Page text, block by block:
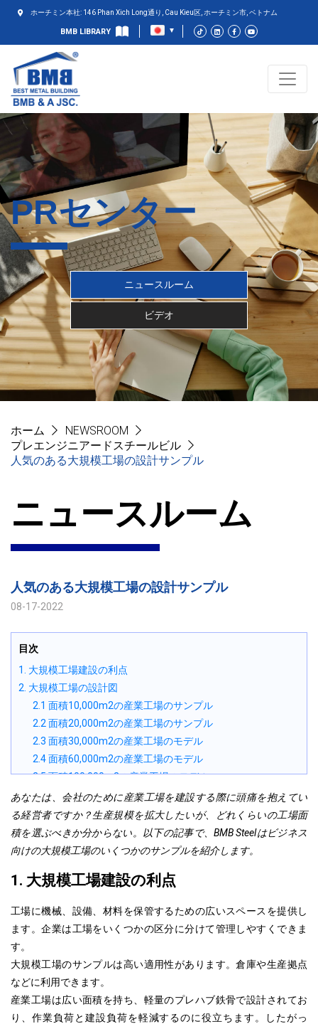
ホーチミン本社: 146 Phan Xich Long通り, Cau Kieu区, ホーチミン市, ベトナム
BMB LIBRARY
PRセンター
ニュースルーム
ビデオ
ホーム
NEWSROOM
プレエンジニアードスチールビル
人気のある大規模工場の設計サンプル
ニュースルーム
人気のある大規模工場の設計サンプル
08-17-2022
目次
1. 大規模工場建設の利点
2. 大規模工場の設計図
2.1 面積10,000m2の産業工場のサンプル
2.2 面積20,000m2の産業工場のサンプル
2.3 面積30,000m2の産業工場のモデル
2.4 面積60,000m2の産業工場のモデル
2.5 面積100,000m2の産業工場のモデル
3. 大規模産業工場設計時の注意事項
あなたは、会社のために産業工場を建設する際に頭痛を抱えてい
る経営者ですか？生産規模を拡大したいが、どれくらいの工場面
積を選ぶべきか分からない。以下の記事で、BMB Steelはビジネス
向けの大規模工場のいくつかのサンプルを紹介します。
1. 大規模工場建設の利点
工場に機械、設備、材料を保管するための広いスペースを提供し
ます。企業は工場をいくつかの区分に分けて管理しやすくできま
す。
大規模工場のサンプルは高い適用性があります。倉庫や生産拠点
などに利用できます。
産業工場は広い面積を持ち、軽量のプレハブ鉄骨で設計されてお
り、作業負荷と建設負荷を軽減するのに役立ちます。したがっ